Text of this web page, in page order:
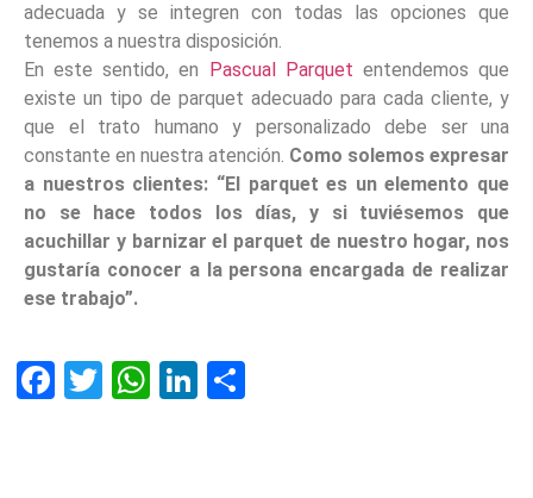
adecuada y se integren con todas las opciones que
tenemos a nuestra disposición.
En este sentido, en Pascual Parquet entendemos que
existe un tipo de parquet adecuado para cada cliente, y
que el trato humano y personalizado debe ser una
constante en nuestra atención. Como solemos expresar
a nuestros clientes: “El parquet es un elemento que
no se hace todos los días, y si tuviésemos que
acuchillar y barnizar el parquet de nuestro hogar, nos
gustaría conocer a la persona encargada de realizar
ese trabajo”.
Facebook
TwitterWhatsApp
LinkedIn